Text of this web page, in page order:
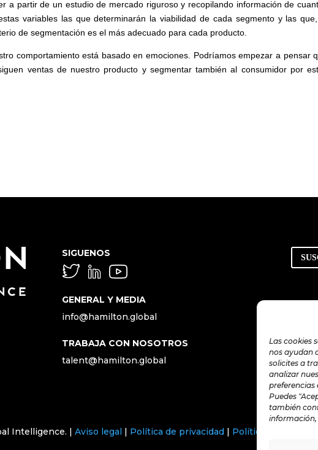
Las cookies
nos ayudan
solicites a
analizar
preferencias
Puedes
también
información,
a partir de un estudio de mercado riguroso y recopilando información de
variables las que determinarán la viabilidad de cada segmento y las
de segmentación es el más adecuado para cada producto.
comportamiento está basado en emociones. Podríamos empezar a pensar
ventas de nuestro producto y segmentar también al consumidor por
SIGUENOS
GENERAL Y MEDIA
info@hamilton.global
TRABAJA CON NOSOTROS
talent@hamilton.global
Intelligence. | Aviso legal | Política de privacidad | Política de Cookies